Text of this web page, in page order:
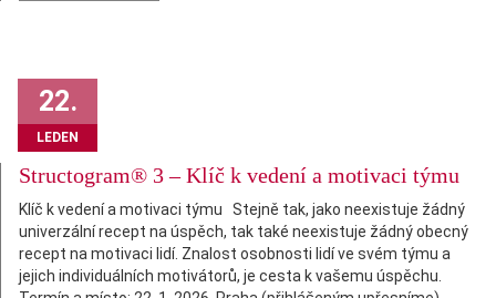
22.
LEDEN
Structogram® 3 – Klíč k vedení a motivaci týmu
Klíč k vedení a motivaci týmu Stejně tak, jako neexistuje žádný
univerzální recept na úspěch, tak také neexistuje žádný obecný
recept na motivaci lidí. Znalost osobnosti lidí ve svém týmu a
jejich individuálních motivátorů, je cesta k vašemu úspěchu.